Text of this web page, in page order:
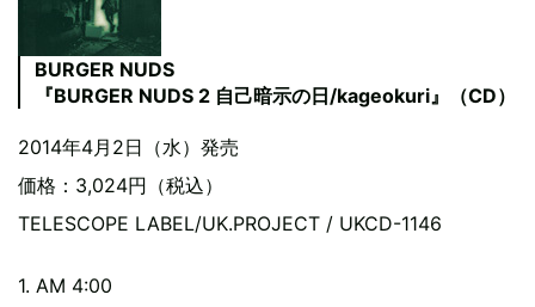
BURGER NUDS
『BURGER NUDS 2 自己暗示の日/kageokuri』（CD）
2014年4月2日（水）発売
価格：3,024円（税込）
TELESCOPE LABEL/UK.PROJECT / UKCD-1146
1. AM 4:00